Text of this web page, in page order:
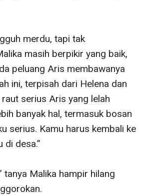
merdu, tapi tak
masih berpikir yang baik,
peluang Aris membawanya
ini, terpisah dari Helena dan
raut serius Aris yang lelah
banyak hal, termasuk bosan
serius. Kamu harus kembali ke
di desa.”
tanya Malika hampir hilang